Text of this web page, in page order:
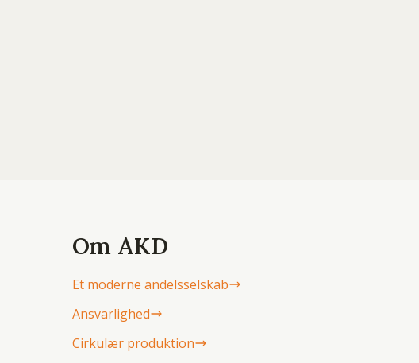
Om AKD
Et moderne andelsselskab
Ansvarlighed
Cirkulær produktion